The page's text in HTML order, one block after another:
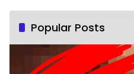
Popular Posts